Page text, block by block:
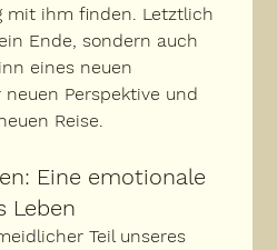
mit ihm finden. Letztlich
Ende, sondern auch
eines neuen
Perspektive und
Reise.
Eine emotionale
Leben
Teil unseres